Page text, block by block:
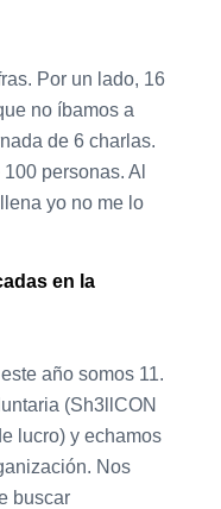
Por un lado, 16
no íbamos a
de 6 charlas.
personas. Al
yo no me lo
en la
año somos 11.
(Sh3llCON
lucro) y echamos
Nos
buscar